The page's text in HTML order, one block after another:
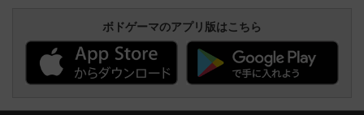
ボドゲーマのアプリ版はこちら